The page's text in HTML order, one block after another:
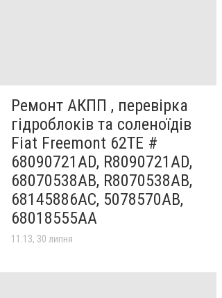
Ремонт АКПП , перевірка
гідроблоків та соленоїдів
Fiat Freemont 62TE #
68090721AD, R8090721AD,
68070538AB, R8070538AB,
68145886AC, 5078570AB,
68018555AA
11:13, 30 липня